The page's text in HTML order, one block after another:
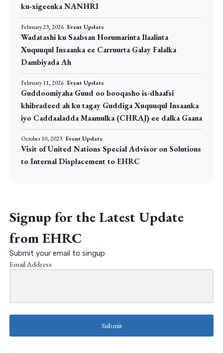
ku-xigeenka NANHRI
February 23, 2026 Event Update
Wadatashi ku Saabsan Horumarinta Ilaalinta
Xuquuqul Insaanka ee Carruurta Galay Falalka
Dambiyada Ah
February 11, 2026 Event Update
Guddoomiyaha Guud oo booqasho is-dhaafsi
khibradeed ah ku tagay Guddiga Xuquuqul Insaanka
iyo Caddaaladda Maamulka (CHRAJ) ee dalka Gaana
October 10, 2023 Event Update
Visit of United Nations Special Advisor on Solutions
to Internal Displacement to EHRC
Signup for the Latest Update
from EHRC
Submit your email to singup
Email Address
Submit